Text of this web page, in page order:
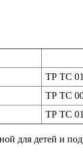
ТР ТС
ТР ТС
ТР ТС
для детей и